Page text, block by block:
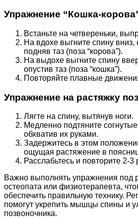
Упражнение “Кошка-
Встаньте на четвереньки,
На вдохе выгните спину вниз,
подняв таз (поза “корова”).
На выдохе выгните спину
опустив таз (поза “кошка”).
Повторяйте плавные
Упражнение на растяжку
Лягте на спину, вытянув ноги.
Медленно подтяните согнутые
обхватив их руками.
Задержитесь в этом
ощущая растяжение в
Расслабьтесь и повторите 2-3
Важно выполнять упражнения под
остеопата или физиотерапевта,
обеспечить правильную технику.
помогут укрепить мышцы спины и
позвоночника.